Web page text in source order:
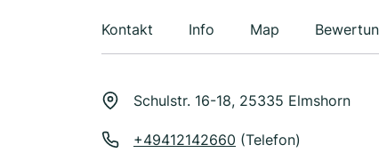
Kontakt Info Map
Schulstr. 16-18, 25335 Elmshorn
+49412142660 (Telefon)